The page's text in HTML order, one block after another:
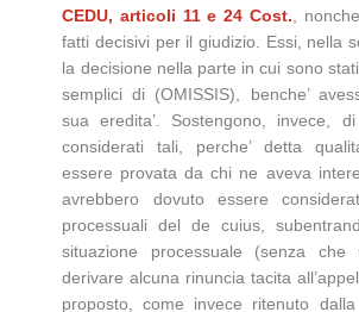
CEDU, articoli 11 e 24 Cost. ,
fatti decisivi per il giudizio. Essi, nella
la decisione nella parte in cui sono
semplici di (OMISSIS), benche’
sua eredita’. Sostengono, invece,
considerati tali, perche’ detta
essere provata da chi ne aveva
avrebbero dovuto essere
processuali del de cuius,
situazione processuale (senza che
derivare alcuna rinuncia tacita
proposto, come invece ritenuto